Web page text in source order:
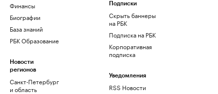
Финансы
Биографии
База знаний
РБК Образование
Новости
регионов
Санкт-Петербург
и область
Подписки
Скрыть баннеры
на РБК
Подписка на РБК
Корпоративная
подписка
Уведомления
RSS Новости